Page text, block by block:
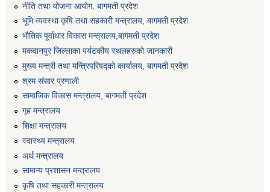
नीति तथा योजना आयोग, बागमती प्रदेश
भूमि व्यवस्था कृषि तथा सहकारी मन्त्रालय, बागमती प्रदेश
भौतिक पूर्वाधार विकास मन्त्रालय,बागमती प्रदेश
मकवानपुर जिल्लाका पर्यटकीय स्थलहरुको जानकारी
मुख्य मन्त्री तथा मन्त्रिपरिषद्को कार्यालय, बागमती प्रदेश
श्रम संसार प्रणाली
सामाजिक विकास मन्त्रालय, बागमती प्रदेश
गृह मन्त्रालय
शिक्षा मन्त्रालय
स्वास्थ्य मन्त्रालय
अर्थ मन्त्रालय
सामान्य प्रशासन मन्त्रालय
कृषि तथा सहकारी मन्त्रालय